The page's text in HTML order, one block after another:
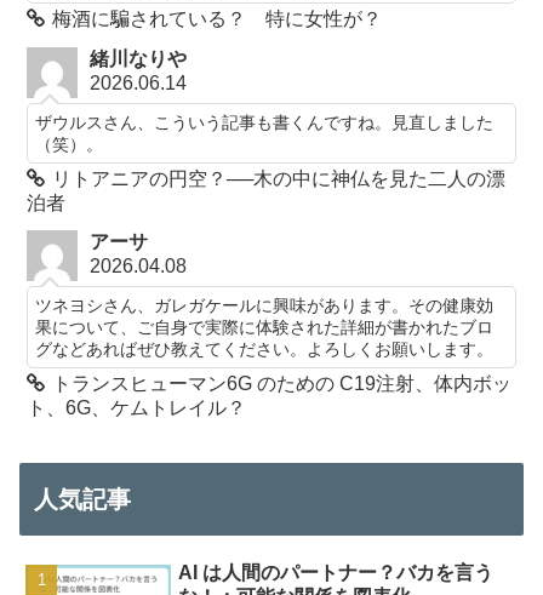
梅酒に騙されている？ 特に女性が？
緒川なりや
2026.06.14
ザウルスさん、こういう記事も書くんですね。見直しました
（笑）。
リトアニアの円空？──木の中に神仏を見た二人の漂
泊者
アーサ
2026.04.08
ツネヨシさん、ガレガケールに興味があります。その健康効
果について、ご自身で実際に体験された詳細が書かれたブロ
グなどあればぜひ教えてください。よろしくお願いします。
トランスヒューマン6G のための C19注射、体内ボッ
ト、6G、ケムトレイル？
人気記事
AI は人間のパートナー？バカを言う